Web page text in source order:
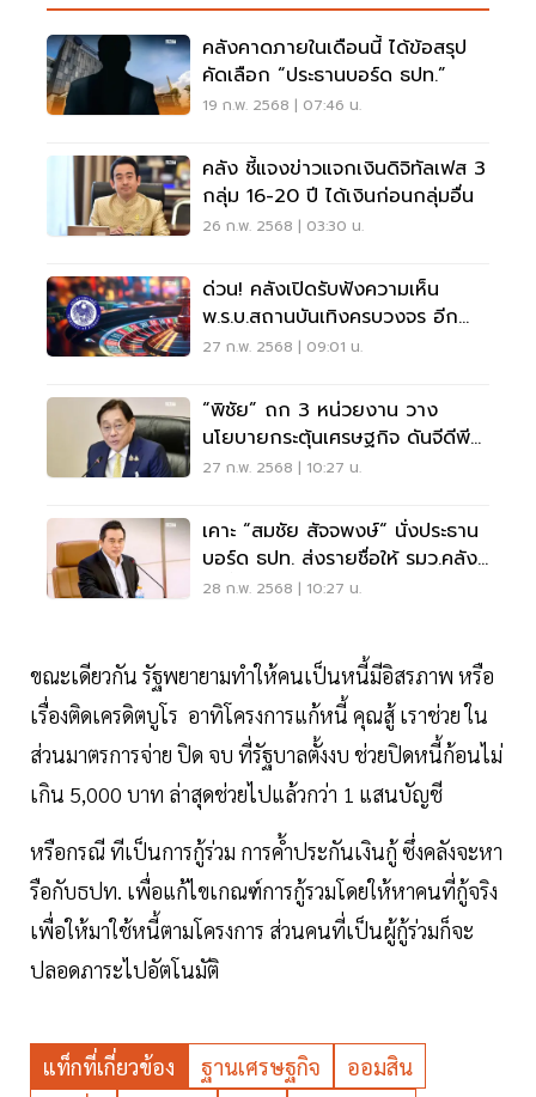
คลังคาดภายในเดือนนี้ ได้ข้อสรุป
คัดเลือก “ประธานบอร์ด ธปท.”
19 ก.พ. 2568 | 07:46 น.
คลัง ชี้แจงข่าวแจกเงินดิจิทัลเฟส 3
กลุ่ม 16-20 ปี ได้เงินก่อนกลุ่มอื่น
26 ก.พ. 2568 | 03:30 น.
ด่วน! คลังเปิดรับฟังความเห็น
พ.ร.บ.สถานบันเทิงครบวงจร อีก
รอบ
27 ก.พ. 2568 | 09:01 น.
“พิชัย” ถก 3 หน่วยงาน วาง
นโยบายกระตุ้นเศรษฐกิจ ดันจีดีพี
โต 3.5%
27 ก.พ. 2568 | 10:27 น.
เคาะ “สมชัย สัจจพงษ์“ นั่งประธาน
บอร์ด ธปท. ส่งรายชื่อให้ รมว.คลัง
วันนี้
28 ก.พ. 2568 | 10:27 น.
ขณะเดียวกัน รัฐพยายามทำให้คนเป็นหนี้มีอิสรภาพ หรือ
เรื่องติดเครดิตบูโร อาทิโครงการแก้หนี้ คุณสู้ เราช่วย ใน
ส่วนมาตรการจ่าย ปิด จบ ที่รัฐบาลตั้งงบ ช่วยปิดหนี้ก้อนไม่
เกิน 5,000 บาท ล่าสุดช่วยไปแล้วกว่า 1 แสนบัญชี
หรือกรณี ทีเป็นการกู้ร่วม การค้ำประกันเงินกู้ ซึ่งคลังจะหา
รือกับธปท. เพื่อแก้ไขเกณฑ์การกู้รวมโดยให้หาคนที่กู้จริง
เพื่อให้มาใช้หนี้ตามโครงการ ส่วนคนที่เป็นผู้กู้ร่วมก็จะ
ปลอดภาระไปอัตโนมัติ
แท็กที่เกี่ยวข้อง ฐานเศรษฐกิจ
ออมสิน